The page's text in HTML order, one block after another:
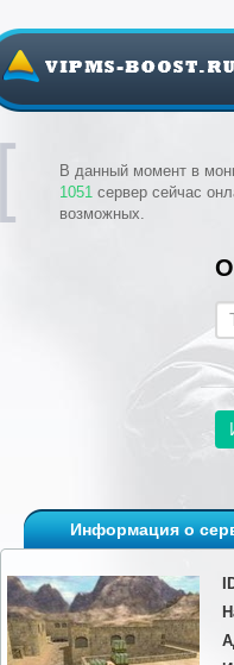
В данный момент в
1051 сервер сейчас
возможных.
О
Информация о